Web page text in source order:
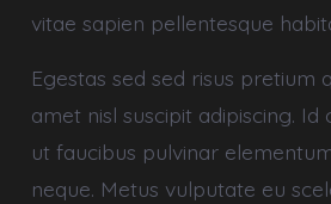
vitae sapien pellentesque
Egestas sed sed risus pretium
amet nisl suscipit adipiscing.
ut faucibus pulvinar
neque. Metus vulputate eu